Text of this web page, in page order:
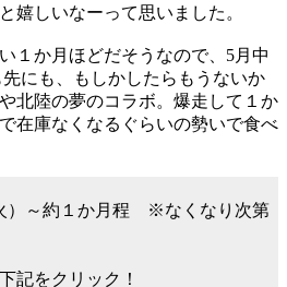
嬉しいなーって思いました。
１か月ほどだそうなので、5月中
にも、もしかしたらもうないか
北陸の夢のコラボ。爆走して１か
在庫なくなるぐらいの勢いで食べ
）～約１か月程 ※なくなり次第
記をクリック！